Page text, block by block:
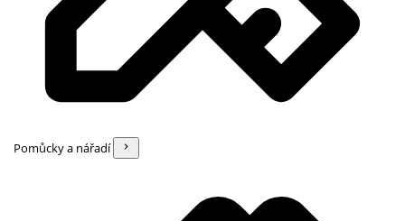
Pomůcky a nářadí